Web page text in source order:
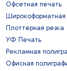
Офсетная печать
Широкоформатная
Плоттерная резка
УФ Печать
Рекламная
Офисная